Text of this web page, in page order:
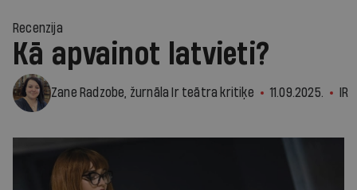
Recenzija
Kā apvainot latvieti?
Zane Radzobe, žurnāla Ir teātra kritiķe 11.09.2025. IR